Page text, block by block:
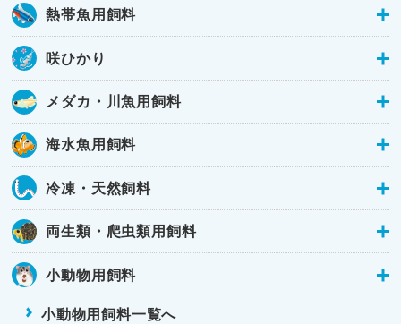
熱帯魚用飼料
咲ひかり
メダカ・川魚用飼料
海水魚用飼料
冷凍・天然飼料
両生類・爬虫類用飼料
小動物用飼料
小動物用飼料一覧へ